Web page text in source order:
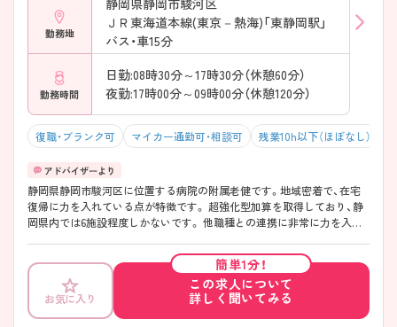
――――――――――――――― ■ 子育て世代にうれしい院内託児所
――――――――――――――― 仕事と家庭の両立を大切にしていま
す。 ・自然に恵まれた環境での戸外活動 ・季節行事や地域交流も実施 →
安心してお子さまを預けられる環境です♪
勤務地
静岡県静岡市駿河区
ＪＲ東海道本線(東京－熱海)「東静岡駅」
バス・車15分
勤務時間
日勤:08時30分～17時30分（休憩60分）
夜勤:17時00分～09時00分（休憩120分）
復職・ブランク可 マイカー通勤可・相談可 残業10h以下（ほぼなし）
静岡県静岡市駿河区に位置する病院の附属老健です。地域密着で、在宅
復帰に力を入れている点が特徴です。 超強化型加算を取得しており、静
岡県内では6施設程度しかないです。 他職種との連携に非常に力を入れ
護提供をしております。市内で地域包括ケアシステムを最前で取り組ん
でいる病院です。 日勤のみでの勤務も可能で残業も少なく、法人内の施
設への異動等も叶いますので、ワークライフバランスを重視される方に
おすすめの求人です。 ご興味ある方には、面接対策ポイントなど、さらに
詳細をお話しいたしますのでお気軽にご相談ください。
お気に入り
簡単1分！
この求人について
詳しく聞いてみる